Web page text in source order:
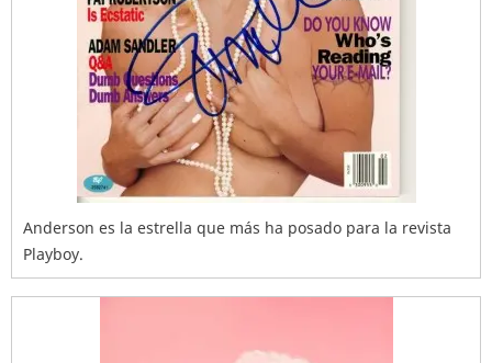
Anderson es la estrella que más ha posado para la revista
Playboy.